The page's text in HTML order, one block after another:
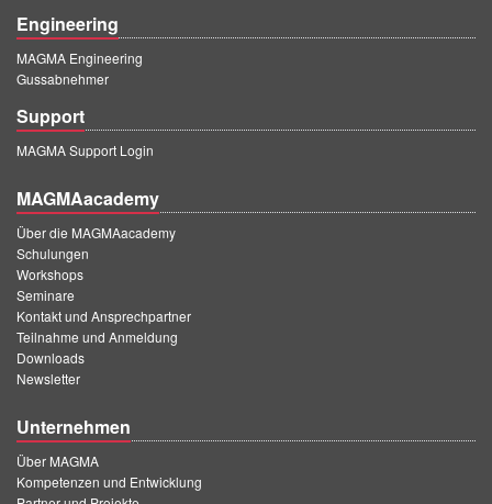
Engineering
MAGMA Engineering
Gussabnehmer
Support
MAGMA Support Login
MAGMAacademy
Über die MAGMAacademy
Schulungen
Workshops
Seminare
Kontakt und Ansprechpartner
Teilnahme und Anmeldung
Downloads
Newsletter
Unternehmen
Über MAGMA
Kompetenzen und Entwicklung